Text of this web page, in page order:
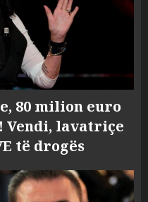
80 milion euro
Vendi, lavatriçe
të drogës